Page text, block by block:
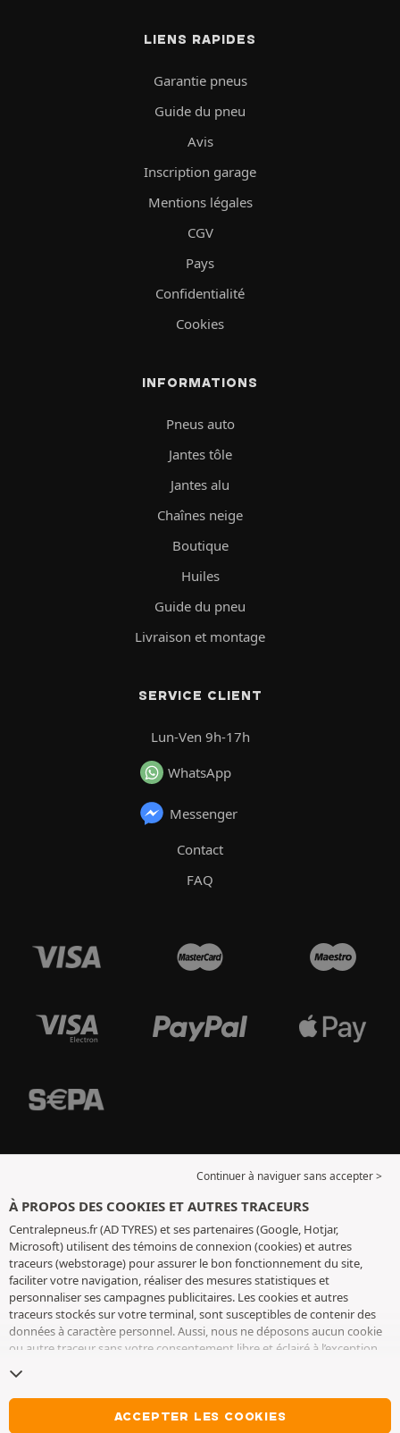
LIENS RAPIDES
Garantie pneus
Guide du pneu
Avis
Inscription garage
Mentions légales
CGV
Pays
Confidentialité
Cookies
INFORMATIONS
Pneus auto
Jantes tôle
Jantes alu
Chaînes neige
Boutique
Huiles
Guide du pneu
Livraison et montage
SERVICE CLIENT
Lun-Ven 9h-17h
WhatsApp
Messenger
Contact
FAQ
Continuer à naviguer sans accepter >
À PROPOS DES COOKIES ET AUTRES TRACEURS
Centralepneus.fr (AD TYRES) et ses partenaires (Google, Hotjar,
Microsoft) utilisent des témoins de connexion (cookies) et autres
traceurs (webstorage) pour assurer le bon fonctionnement du site,
faciliter votre navigation, réaliser des mesures statistiques et
personnaliser ses campagnes publicitaires. Les cookies et autres
traceurs stockés sur votre terminal, sont susceptibles de contenir des
données à caractère personnel. Aussi, nous ne déposons aucun cookie
ou autre traceur sans votre consentement libre et éclairé à l’exception
conservons votre choix pendant 6 mois. Vous pouvez retirer votre
consentement à tout moment en vous rendant sur lapage cookies et
. Vous pouvez choisir de continuer à naviguer sans
ACCEPTER LES COOKIES